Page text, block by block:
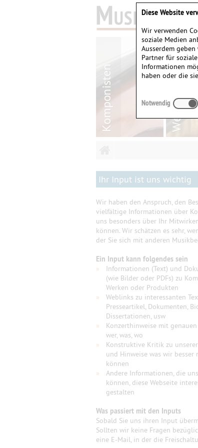
Ihr Input ist uns wichtig
Wir haben den Anspruch, den
vielfältige Informationen über
uns besonders über Ihr
können. Wir schätzen es sehr,
der Sie sich mit anderen
Ein Input kann folgendes sein
»
Informationen (Text) und
(wie Bilder oder PDFs) zu
Werken oder Produkten
»
Weblinks zu interessanten
Presseartikel, Dokumenten,
Dissertationen, usw
»
Konzerthinweise mit
wer, was, wo
»
Konstruktive Kritik zu
und Hinweise was wir besser
können
»
Andere Informationen, die
können, diese Webseite
gestalten
Was passiert mit den Inputs
Sobald Sie uns ihren Input
Sollten wir keine Fragen
eine E-Mail, in der die
Diese Website
Wir verwenden
soziale Medien
Ausserdem
Partner für
Informationen
haben oder die
Notwendig